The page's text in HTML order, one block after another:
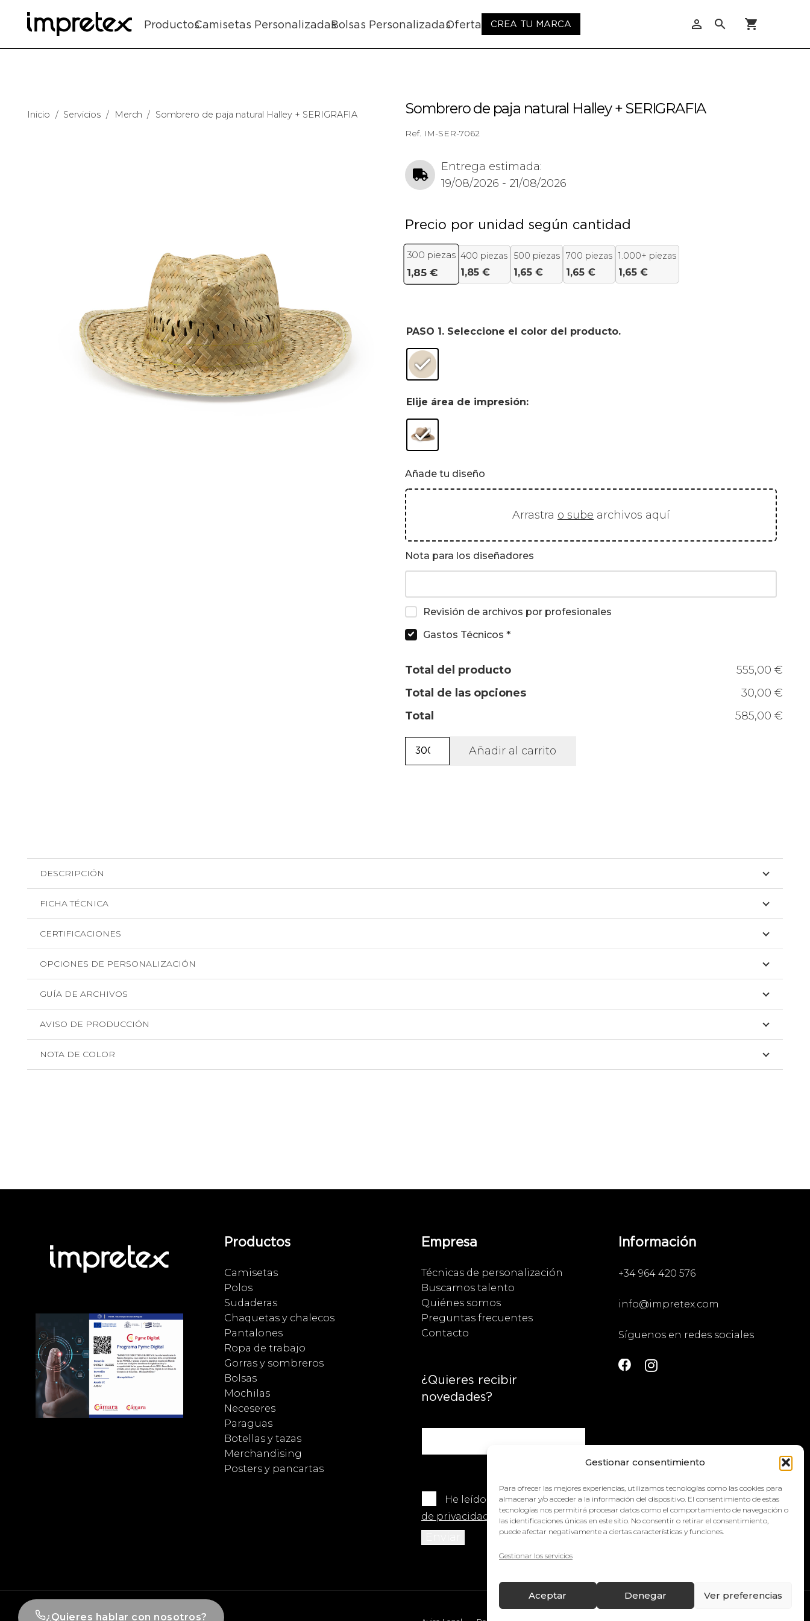
Gestionar consentimiento
Para ofrecer las mejores experiencias, utilizamos tecnologías como las cookies para
almacenar y/o acceder a la información del dispositivo. El consentimiento de estas
tecnologías nos permitirá procesar datos como el comportamiento de navegación o
las identificaciones únicas en este sitio. No consentir o retirar el consentimiento,
puede afectar negativamente a ciertas características y funciones.
Gestionar los servicios
Aceptar Denegar Ver preferencias
ProductosCamisetas PersonalizadasBolsas PersonalizadasOferta CREA TU MARCA person_outline search shopping_cart
Inicio / Servicios / Merch / Sombrero de paja natural Halley + SERIGRAFIA Sombrero de paja natural Halley + SERIGRAFIA
Ref. IM-SER-7062
Entrega estimada:
19/08/2026 - 21/08/2026
Precio por unidad según cantidad
300 piezas
1,85 €
400 piezas
1,85 €
500 piezas
1,65 €
700 piezas
1,65 €
1.000+ piezas
1,65 €
PASO 1. Seleccione el color del producto.
Elije área de impresión:
Añade tu diseño
Arrastra o sube archivos aquí
Nota para los diseñadores
Revisión de archivos por profesionales
Gastos Técnicos *
Total del producto
555,00 €
Total de las opciones
30,00 €
Total
585,00 €
Sombrero
de
cantidad
Añadir al carrito
DESCRIPCIÓN
FICHA TÉCNICA
CERTIFICACIONES
OPCIONES DE PERSONALIZACIÓN
GUÍA DE ARCHIVOS
AVISO DE PRODUCCIÓN
NOTA DE COLOR
Productos
Camisetas
Polos
Sudaderas
Chaquetas y chalecos
Pantalones
Ropa de trabajo
Gorras y sombreros
Bolsas
Mochilas
Neceseres
Paraguas
Botellas y tazas
Merchandising
Posters y pancartas
Empresa
Técnicas de personalización
Buscamos talento
Quiénes somos
Preguntas frecuentes
Contacto
¿Quieres recibir
novedades?
He leído y acepto lapolítica
de privacidad
Información
+34 964 420 576
info@impretex.com
Síguenos en redes sociales
¿Quieres hablar con nosotros?